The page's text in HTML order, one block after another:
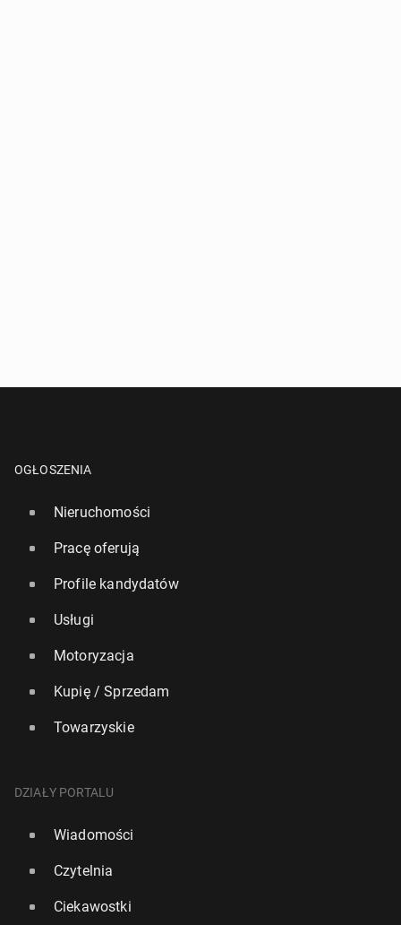
OGŁOSZENIA
Nieruchomości
Pracę oferują
Profile kandydatów
Usługi
Motoryzacja
Kupię / Sprzedam
Towarzyskie
DZIAŁY PORTALU
Wiadomości
Czytelnia
Ciekawostki